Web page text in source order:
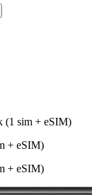
(1 sim + eSIM)
+ eSIM)
+ eSIM)